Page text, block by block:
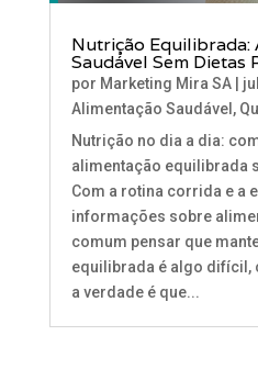
Nutrição Equilibrada:
Saudável Sem Dietas
por Marketing Mira SA|
Alimentação Saudável ,
Nutrição no dia a dia:
alimentação equilibrada
Com a rotina corrida e a
informações sobre
comum pensar que
equilibrada é algo difícil,
a verdade é que...